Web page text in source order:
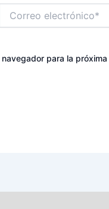
electrónico*
para la